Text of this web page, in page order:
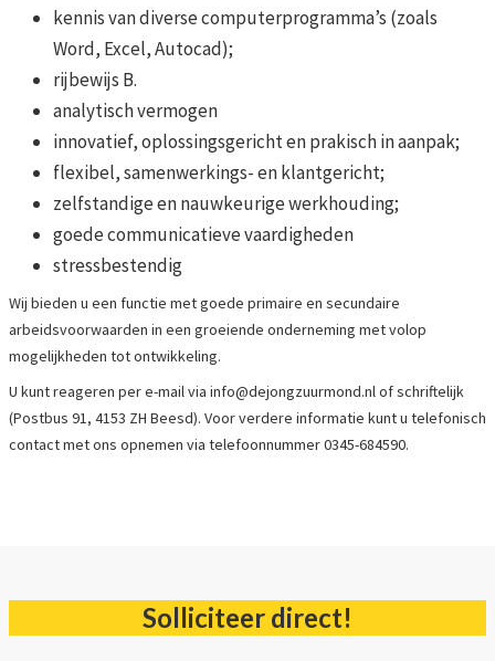
kennis van diverse computerprogramma’s (zoals
Word, Excel, Autocad);
rijbewijs B.
analytisch vermogen
innovatief, oplossingsgericht en prakisch in aanpak;
flexibel, samenwerkings- en klantgericht;
zelfstandige en nauwkeurige werkhouding;
goede communicatieve vaardigheden
stressbestendig
Wij bieden u een functie met goede primaire en secundaire
arbeidsvoorwaarden in een groeiende onderneming met volop
mogelijkheden tot ontwikkeling.
U kunt reageren per e-mail via info@dejongzuurmond.nl of schriftelijk
(Postbus 91, 4153 ZH Beesd). Voor verdere informatie kunt u telefonisch
contact met ons opnemen via telefoonnummer 0345-684590.
Solliciteer direct!